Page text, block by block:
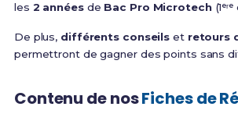
les 2 annéesde Bac Pro Microtech
De plus, différents conseils et retours
permettront de gagner des points sans
Contenu de nosFiches de